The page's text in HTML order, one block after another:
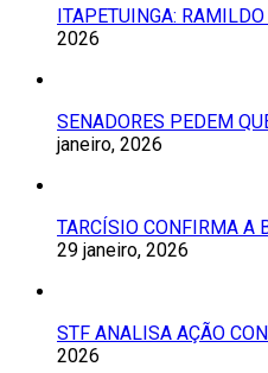
ITAPETUINGA:
2026
SENADORES PEDEM
janeiro, 2026
TARCÍSIO CONFIRMA A
29 janeiro, 2026
STF ANALISA AÇÃO
2026